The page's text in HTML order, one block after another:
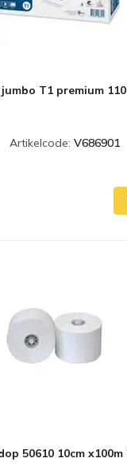
T1 premium
Artikelcode: V686901
50610 10cm